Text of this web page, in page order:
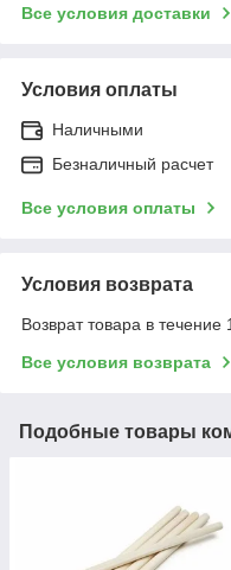
Все условия доставки
Условия оплаты
Наличными
Безналичный расчет
Все условия оплаты
Условия возврата
Возврат товара в
Все условия возврата
Подобные товары